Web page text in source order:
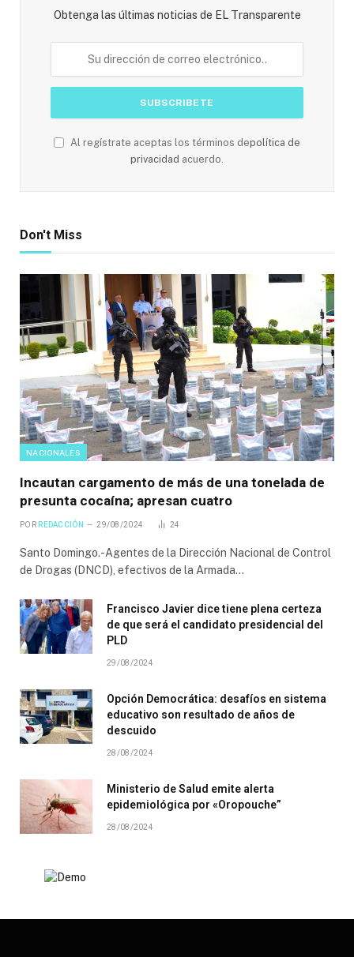
Obtenga las últimas noticias de EL Transparente
Al regístrate aceptas los términos depolítica de
privacidad acuerdo.
Don't Miss
NACIONALES
Incautan cargamento de más de una tonelada de
presunta cocaína; apresan cuatro
POR REDACCIÓN 29/08/2024 24
Santo Domingo.-Agentes de la Dirección Nacional de Control
de Drogas (DNCD), efectivos de la Armada…
Francisco Javier dice tiene plena certeza
de que será el candidato presidencial del
PLD
29/08/2024
Opción Democrática: desafíos en sistema
educativo son resultado de años de
descuido
28/08/2024
Ministerio de Salud emite alerta
epidemiológica por «Oropouche”
28/08/2024